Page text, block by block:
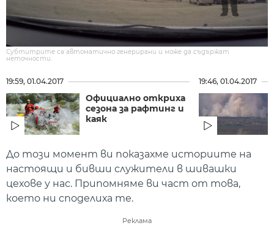
Субтитрите са автоматично генерирани и може да съдържат
неточности.
19:59, 01.04.2017
Официално откриха
сезона за рафтинг и
каяк
19:46, 01.04.2017
До този момент ви показахме историите на
настоящи и бивши служители в шивашки
цехове у нас. Припомняме ви част от това,
което ни споделиха те.
Реклама